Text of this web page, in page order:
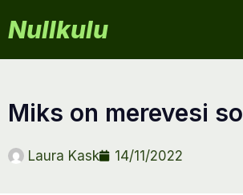
Nullkulu
miks on merevesi
Laura Kask 14/11/2022